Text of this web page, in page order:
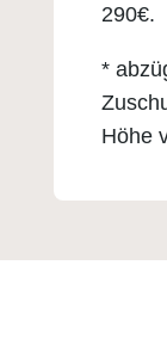
290€.
*
Höhe